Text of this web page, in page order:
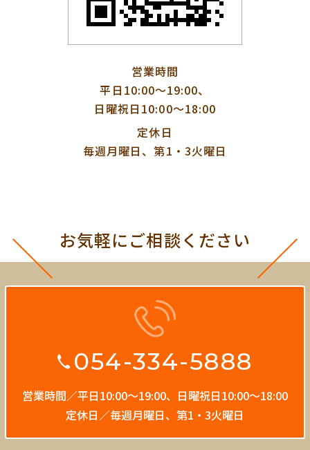
営業時間
平日10:00〜19:00、
日曜祝日10:00〜18:00
定休日
毎週月曜日、第1・3火曜日
お気軽にご相談ください
054-334-5888
営業時間／平日10:00〜19:00、 日曜祝日10:00〜18:00
定休日／毎週月曜日、第1・3火曜日